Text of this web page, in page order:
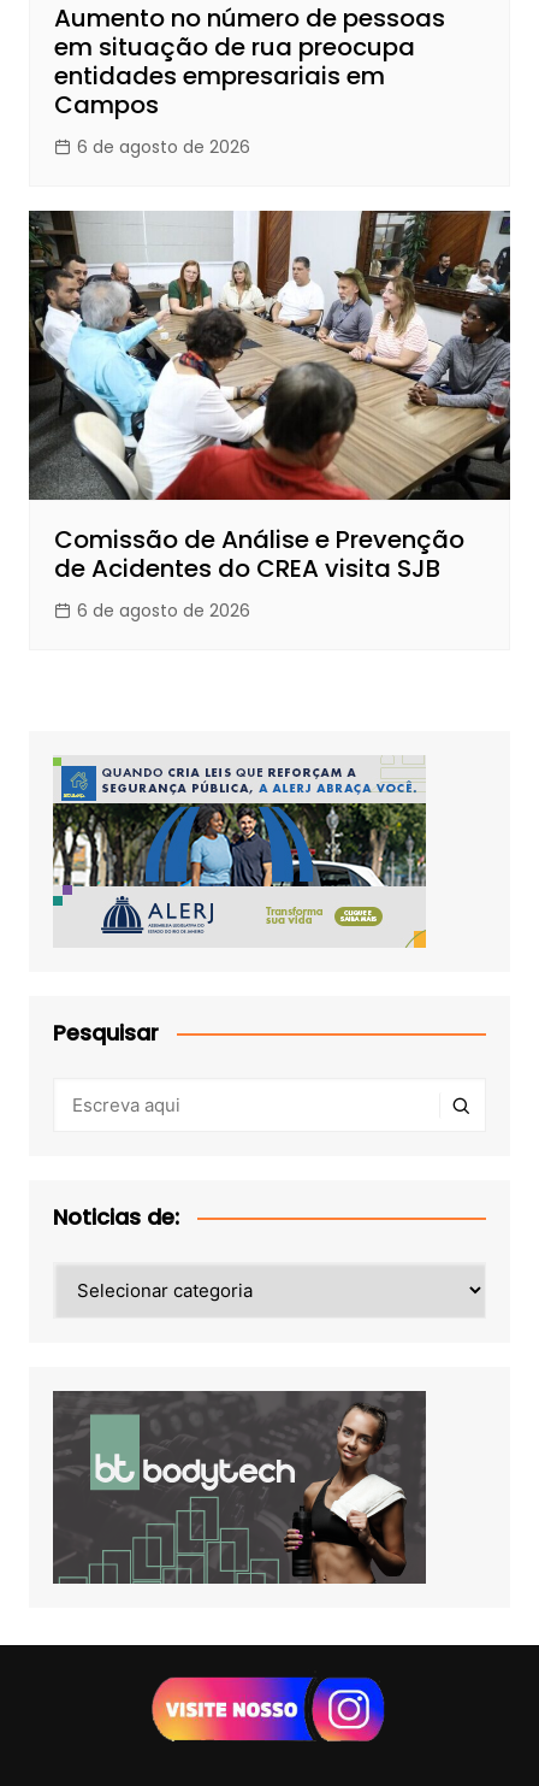
Aumento no número de pessoas
em situação de rua preocupa
entidades empresariais em
Campos
6 de agosto de 2026
Comissão de Análise e Prevenção
de Acidentes do CREA visita SJB
6 de agosto de 2026
Pesquisar
Noticias de:
de: